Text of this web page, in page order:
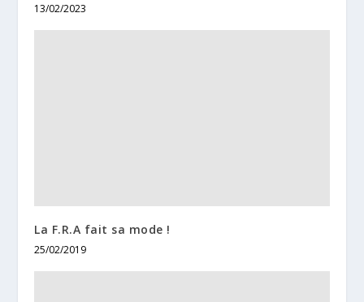
13/02/2023
La F.R.A fait sa mode !
25/02/2019